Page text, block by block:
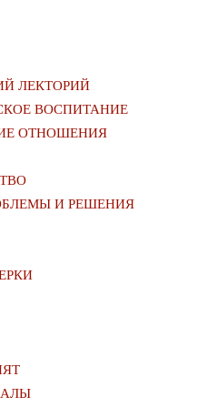
ЛЕКТОРИЙ
ВОСПИТАНИЕ
ОТНОШЕНИЯ
И РЕШЕНИЯ